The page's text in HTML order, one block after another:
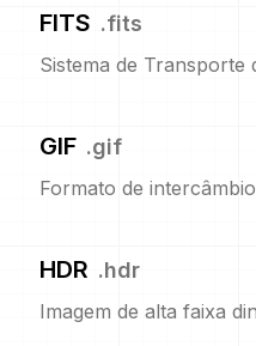
FITS .fits
Sistema de Transporte
GIF .gif
Formato de
HDR .hdr
Imagem de alta faixa